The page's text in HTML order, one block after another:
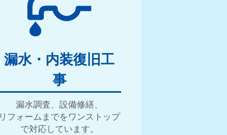
漏水・内装復旧工
事
漏水調査、設備修繕、
リフォームまでをワンストップ
で対応しています。